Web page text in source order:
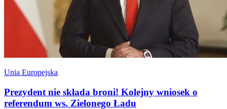
Unia Europejska
Prezydent nie składa broni! Kolejny wniosek o
referendum ws. Zielonego Ładu